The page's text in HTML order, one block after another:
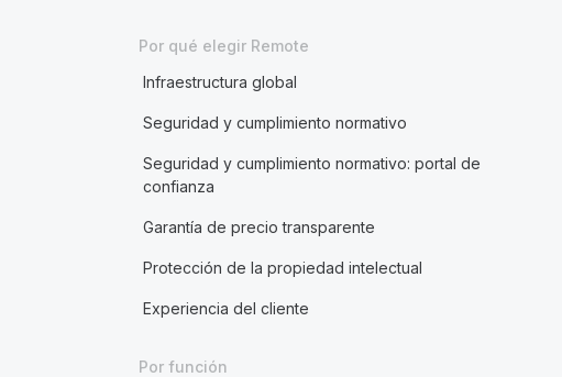
Por qué elegir Remote
Infraestructura global
Seguridad y cumplimiento normativo
Seguridad y cumplimiento normativo: portal de
confianza
Garantía de precio transparente
Protección de la propiedad intelectual
Experiencia del cliente
Por función